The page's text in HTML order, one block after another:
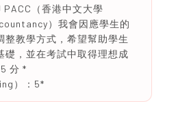
PACC（香港中文大學
）我會因應學生的
整教學方式，希望幫助學生
礎，並在考試中取得理想成
分 *
）：5*